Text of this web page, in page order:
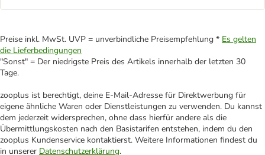
Preise inkl. MwSt. UVP = unverbindliche Preisempfehlung * Es gelten
die Lieferbedingungen
"Sonst" = Der niedrigste Preis des Artikels innerhalb der letzten 30
Tage.
zooplus ist berechtigt, deine E-Mail-Adresse für Direktwerbung für
eigene ähnliche Waren oder Dienstleistungen zu verwenden. Du kannst
dem jederzeit widersprechen, ohne dass hierfür andere als die
Übermittlungskosten nach den Basistarifen entstehen, indem du den
zooplus Kundenservice kontaktierst. Weitere Informationen findest du
in unserer Datenschutzerklärung.